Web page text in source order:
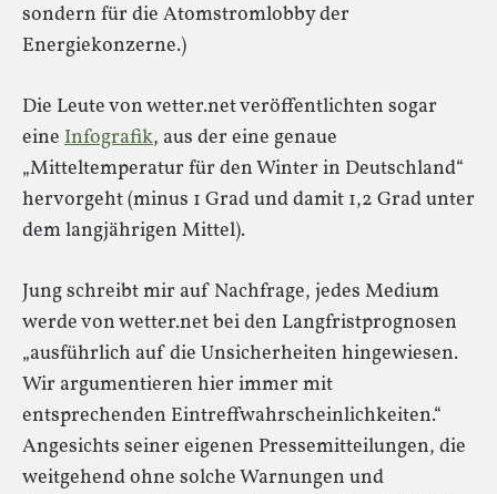
sondern für die Atomstromlobby der
Energiekonzerne.)
Die Leute von wetter.net veröffentlichten sogar
eine Infografik, aus der eine genaue
„Mitteltemperatur für den Winter in Deutschland“
hervorgeht (minus 1 Grad und damit 1,2 Grad unter
dem langjährigen Mittel).
Jung schreibt mir auf Nachfrage, jedes Medium
werde von wetter.net bei den Langfristprognosen
„ausführlich auf die Unsicherheiten hingewiesen.
Wir argumentieren hier immer mit
entsprechenden Eintreffwahrscheinlichkeiten.“
Angesichts seiner eigenen Pressemitteilungen, die
weitgehend ohne solche Warnungen und